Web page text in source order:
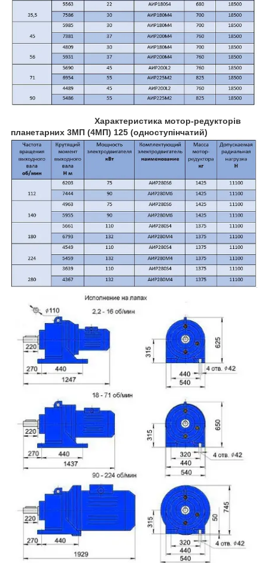
Характеристика мотор-редукторів
планетарних 3МП (4МП) 125 (одноступінчатий)